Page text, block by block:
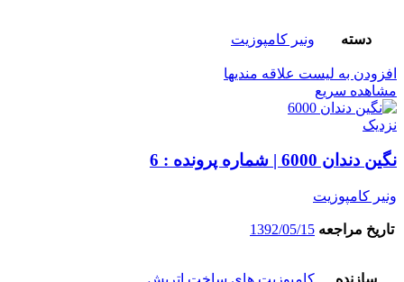
دسته ونیر کامپوزیت
افزودن به لیست علاقه مندیها
مشاهده سریع
نزدیک
نگین دندان 6000 | شماره پرونده : 6
ونیر کامپوزیت
تاریخ مراجعه 1392/05/15
سازنده کامپوزیت های ساخت اتریش